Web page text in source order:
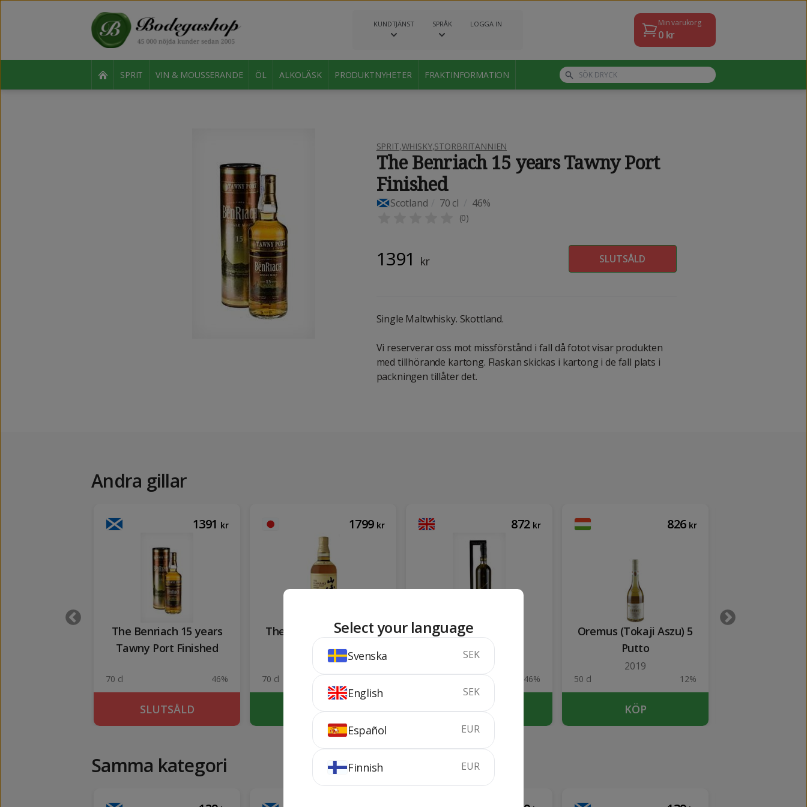
KUNDTJÄNST SPRÅK LOGGA IN Min varukorg
0kr
SPRIT VIN & MOUSSERANDE ÖL ALKOLÄSK PRODUKTNYHETER FRAKTINFORMATION
SPRIT,WHISKY,STORBRITANNIEN
The Benriach 15 years Tawny Port
Finished
Scotland 70 cl 46%
(0)
1391 kr SLUTSÅLD
Single Maltwhisky. Skottland.
Vi reserverar oss mot missförstånd i fall då fotot visar produkten
med tillhörande kartong. Flaskan skickas i kartong i de fall plats i
packningen tillåter det.
Andra gillar
1391 kr
The Benriach 15 years
Tawny Port Finished
70 cl 46%
SLUTSÅLD
1799 kr
The Yamazaki 12 years
70 cl 43%
KÖP
872 kr
Penderyn
70 cl 46%
KÖP
826 kr
Oremus (Tokaji Aszu) 5
Putto
2019
50 cl 12%
KÖP
Samma kategori
Select your language
Svenska SEK
English SEK
Español EUR
Finnish EUR